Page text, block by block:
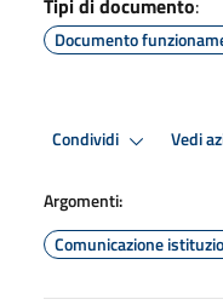
Documento
Condividi Vedi
Argomenti:
Comunicazione